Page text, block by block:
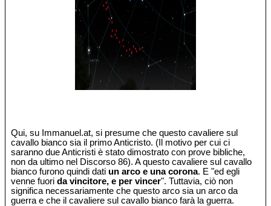
Qui, su Immanuel.at, si presume che questo cavaliere sul
cavallo bianco sia il primo Anticristo. (Il motivo per cui ci
saranno due Anticristi è stato dimostrato con prove bibliche,
non da ultimo nel Discorso 86). A questo cavaliere sul cavallo
bianco furono quindi dati un arco e una corona. E "ed egli
venne fuorida vincitore, e per vincer". Tuttavia, ciò non
significa necessariamente che questo arco sia un arco da
guerra e che il cavaliere sul cavallo bianco farà la guerra.